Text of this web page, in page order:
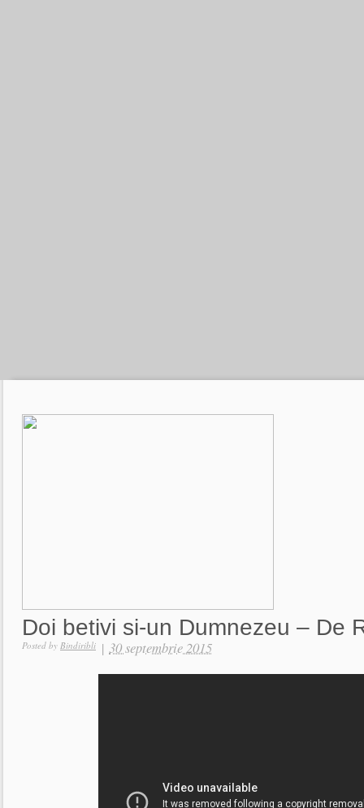
Doi betivi si-un Dumnezeu – De
Posted by Bindiribli | 30 septembrie 2015